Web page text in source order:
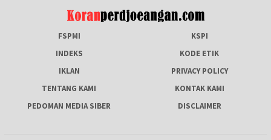
FSPMI
KSPI
INDEKS
KODE ETIK
IKLAN
PRIVACY POLICY
TENTANG KAMI
KONTAK KAMI
PEDOMAN MEDIA SIBER
DISCLAIMER